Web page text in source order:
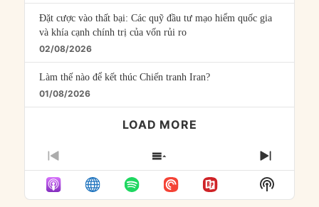
Đặt cược vào thất bại: Các quỹ đầu tư mạo hiểm quốc gia
và khía cạnh chính trị của vốn rủi ro
02/08/2026
Làm thế nào để kết thúc Chiến tranh Iran?
01/08/2026
LOAD MORE
PREVIOUS
EPISODE
SHOW
EPISODES
LIST
NEXT
Show
Podcast